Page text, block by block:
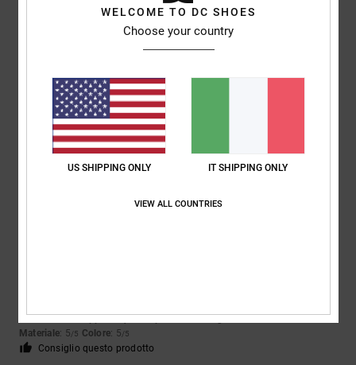
Ottimo prodotto, tutto come previsto
Mostra originale - Português
Comfort: 5/5 Rapporto qualità-prezzo
Materiale: 5/5 Colore: 5/5
Consiglio questo prodotto
5/5
Comfort: 5 Rapporto qualità-prezzo: 4 Taglia: Taglia perfetta
Materiale: 5/5 Colore: 5/5
Consiglio questo prodotto
WELCOME TO DC SHOES
Choose your country
US SHIPPING ONLY IT SHIPPING ONLY
VIEW ALL COUNTRIES